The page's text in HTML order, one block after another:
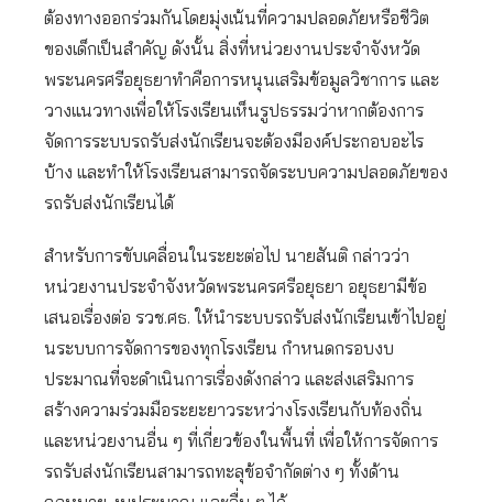
ต้องทางออกร่วมกันโดยมุ่งเน้นที่ความปลอดภัยหรือชีวิต
ของเด็กเป็นสำคัญ ดังนั้น สิ่งที่หน่วยงานประจำจังหวัด
พระนครศรีอยุธยาทำคือการหนุนเสริมข้อมูลวิชาการ และ
วางแนวทางเพื่อให้โรงเรียนเห็นรูปธรรมว่าหากต้องการ
จัดการระบบรถรับส่งนักเรียนจะต้องมีองค์ประกอบอะไร
บ้าง และทำให้โรงเรียนสามารถจัดระบบความปลอดภัยของ
รถรับส่งนักเรียนได้
สำหรับการขับเคลื่อนในระยะต่อไป นายสันติ กล่าวว่า
หน่วยงานประจำจังหวัดพระนครศรีอยุธยา อยุธยามีข้อ
เสนอเรื่องต่อ รวช.ศธ. ให้นำระบบรถรับส่งนักเรียนเข้าไปอยู่
นระบบการจัดการของทุกโรงเรียน กำหนดกรอบงบ
ประมาณที่จะดำเนินการเรื่องดังกล่าว และส่งเสริมการ
สร้างความร่วมมือระยะยาวระหว่างโรงเรียนกับท้องถิ่น
และหน่วยงานอื่น ๆ ที่เกี่ยวข้องในพื้นที่ เพื่อให้การจัดการ
รถรับส่งนักเรียนสามารถทะลุข้อจำกัดต่าง ๆ ทั้งด้าน